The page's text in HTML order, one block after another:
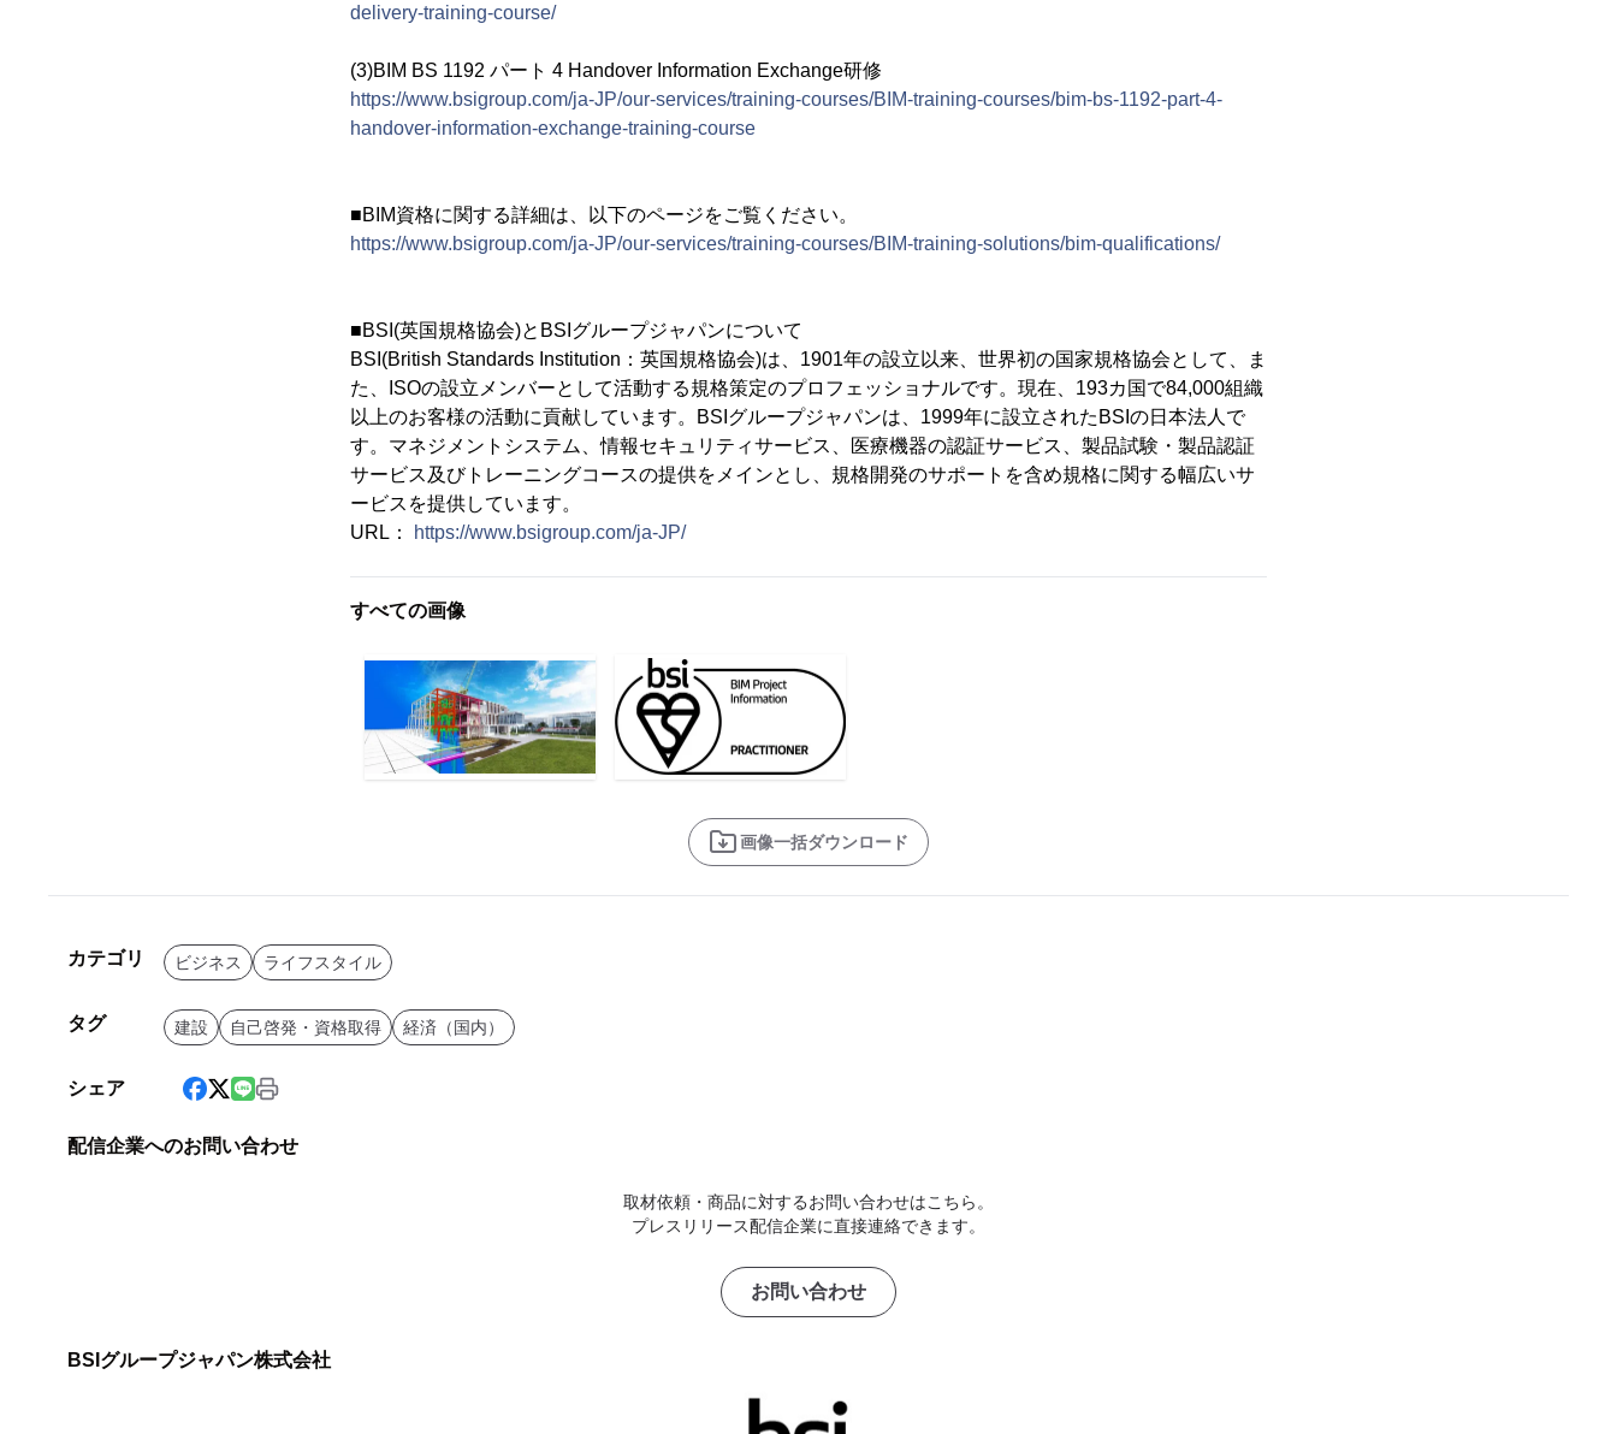
delivery-training-course/
(3)BIM BS 1192 パート 4 Handover Information Exchange研修
https://www.bsigroup.com/ja-JP/our-services/training-courses/BIM-training-courses/bim-bs-1192-part-4-
handover-information-exchange-training-course
■BIM資格に関する詳細は、以下のページをご覧ください。
https://www.bsigroup.com/ja-JP/our-services/training-courses/BIM-training-solutions/bim-qualifications/
■BSI(英国規格協会)とBSIグループジャパンについて
BSI(British Standards Institution：英国規格協会)は、1901年の設立以来、世界初の国家規格協会として、ま
た、ISOの設立メンバーとして活動する規格策定のプロフェッショナルです。現在、193カ国で84,000組織
以上のお客様の活動に貢献しています。BSIグループジャパンは、1999年に設立されたBSIの日本法人で
す。マネジメントシステム、情報セキュリティサービス、医療機器の認証サービス、製品試験・製品認証
サービス及びトレーニングコースの提供をメインとし、規格開発のサポートを含め規格に関する幅広いサ
ービスを提供しています。
URL：
https://www.bsigroup.com/ja-JP/
すべての画像
画像一括ダウンロード
カテゴリ ビジネス ライフスタイル
タグ 建設 自己啓発・資格取得 経済（国内）
シェア
配信企業へのお問い合わせ
取材依頼・商品に対するお問い合わせはこちら。
プレスリリース配信企業に直接連絡できます。
お問い合わせ
BSIグループジャパン株式会社